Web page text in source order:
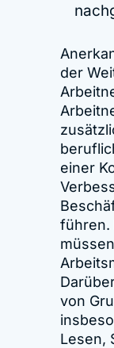
der
einer
führen.
von
Lesen,